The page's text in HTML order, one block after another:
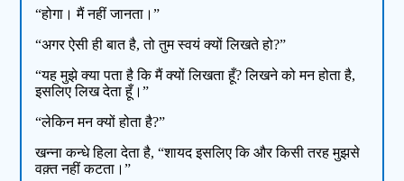
“होगा। मैं नहीं जानता।”
“अगर ऐसी ही बात है, तो तुम स्वयं क्यों लिखते हो?”
“यह मुझे क्या पता है कि मैं क्यों लिखता हूँ? लिखने को मन होता है,
इसलिए लिख देता हूँ।”
“लेकिन मन क्यों होता है?”
खन्ना कन्धे हिला देता है, “शायद इसलिए कि और किसी तरह मुझसे
वक़्त नहीं कटता।”